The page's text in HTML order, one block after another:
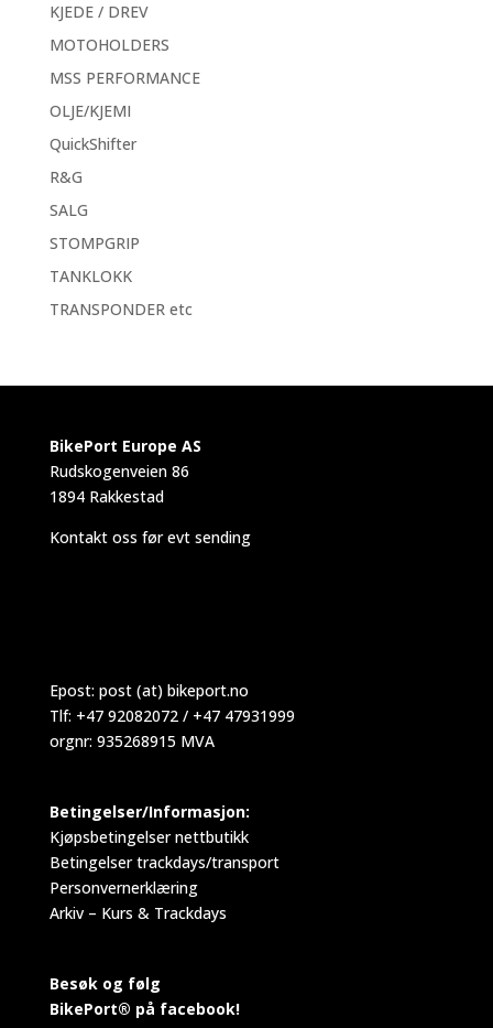
KJEDE / DREV
MOTOHOLDERS
MSS PERFORMANCE
OLJE/KJEMI
QuickShifter
R&G
SALG
STOMPGRIP
TANKLOKK
TRANSPONDER etc
BikePort Europe AS
Rudskogenveien 86
1894 Rakkestad
Kontakt oss før evt sending
Epost: post (at) bikeport.no
Tlf: +47 92082072 / +47 47931999
orgnr: 935268915 MVA
Betingelser/Informasjon:
Kjøpsbetingelser nettbutikk
Betingelser trackdays/transport
Personvernerklæring
Arkiv – Kurs & Trackdays
Besøk og følg
BikePort® på facebook!